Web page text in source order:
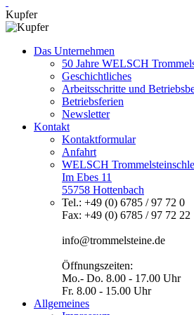
Kupfer
Das Unternehmen
50 Jahre WELSCH
Geschichtliches
Arbeitsschritte und
Betriebsferien
Newsletter
Kontakt
Kontaktformular
Anfahrt
WELSCH
Im Ebes 11
55758 Hottenbach
Tel.: +49 (0) 6785 / 97 72 0
Fax: +49 (0) 6785 / 97 72 22
info@trommelsteine.de
Öffnungszeiten:
Mo.- Do. 8.00 - 17.00 Uhr
Fr. 8.00 - 15.00 Uhr
Allgemeines